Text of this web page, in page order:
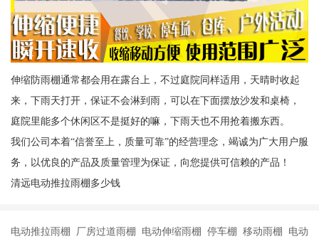
伸缩防雨棚通常都会用在露台上，不过庭院同样适用，天晴时收起
来，下雨天打开，保证不会淋到雨，可以在下面摆放沙发和桌椅，
庭院里能多个休闲区不是挺好的嘛，下雨天也不用抢着搬东西。
我们公司本着“信誉至上，质量可靠”的经营理念，竭诚为广大用户服
务，以优良的产品及质量管理为保证，向您提供可信赖的产品！
清远电动推拉雨棚多少钱
电动推拉雨棚 厂房过道雨棚 电动伸缩雨棚 停车棚 移动雨棚 电动